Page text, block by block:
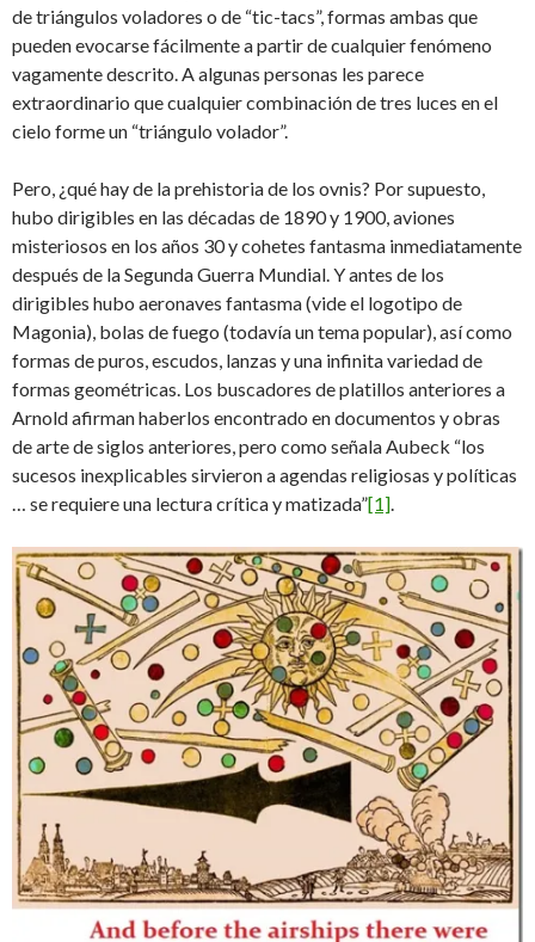
de triángulos voladores o de “tic-tacs”, formas ambas que
pueden evocarse fácilmente a partir de cualquier fenómeno
vagamente descrito. A algunas personas les parece
extraordinario que cualquier combinación de tres luces en el
cielo forme un “triángulo volador”.
Pero, ¿qué hay de la prehistoria de los ovnis? Por supuesto,
hubo dirigibles en las décadas de 1890 y 1900, aviones
misteriosos en los años 30 y cohetes fantasma inmediatamente
después de la Segunda Guerra Mundial. Y antes de los
dirigibles hubo aeronaves fantasma (vide el logotipo de
Magonia), bolas de fuego (todavía un tema popular), así como
formas de puros, escudos, lanzas y una infinita variedad de
formas geométricas. Los buscadores de platillos anteriores a
Arnold afirman haberlos encontrado en documentos y obras
de arte de siglos anteriores, pero como señala Aubeck “los
sucesos inexplicables sirvieron a agendas religiosas y políticas
… se requiere una lectura crítica y matizada”[1].